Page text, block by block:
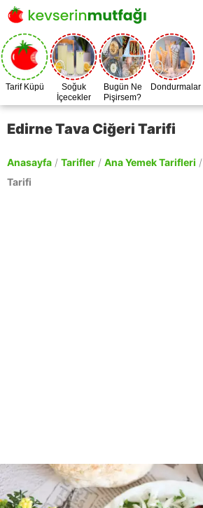
Tarif Küpü
Soğuk
İçecekler
Bugün Ne
Pişirsem?
Dondurmalar
Edirne Tava Ciğeri Tarifi
Anasayfa / Tarifler / Ana Yemek Tarifleri /
Tarifi